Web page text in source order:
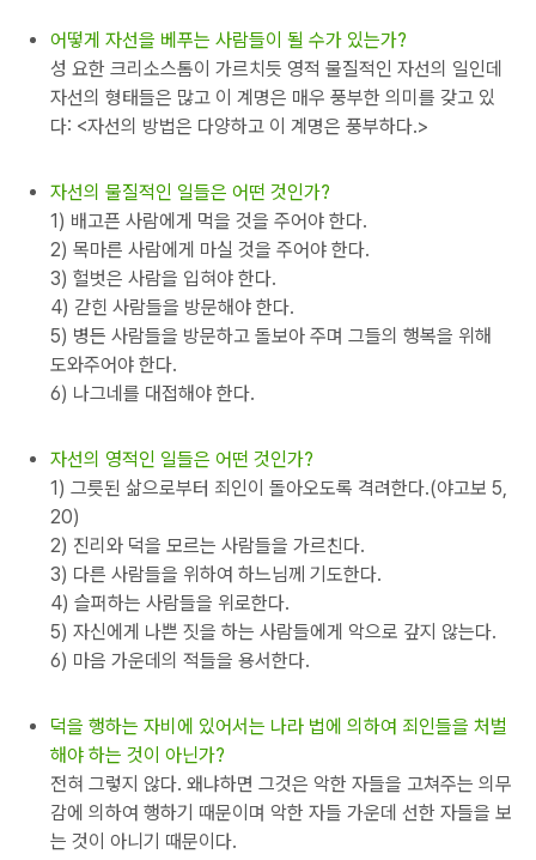
어떻게 자선을 베푸는 사람들이 될 수가 있는가?
성 요한 크리소스톰이 가르치듯 영적 물질적인 자선의 일인데
자선의 형태들은 많고 이 계명은 매우 풍부한 의미를 갖고 있
다: <자선의 방법은 다양하고 이 계명은 풍부하다.>
자선의 물질적인 일들은 어떤 것인가?
1) 배고픈 사람에게 먹을 것을 주어야 한다.
2) 목마른 사람에게 마실 것을 주어야 한다.
3) 헐벗은 사람을 입혀야 한다.
4) 갇힌 사람들을 방문해야 한다.
5) 병든 사람들을 방문하고 돌보아 주며 그들의 행복을 위해
도와주어야 한다.
6) 나그네를 대접해야 한다.
자선의 영적인 일들은 어떤 것인가?
1) 그릇된 삶으로부터 죄인이 돌아오도록 격려한다.(야고보 5,
20)
2) 진리와 덕을 모르는 사람들을 가르친다.
3) 다른 사람들을 위하여 하느님께 기도한다.
4) 슬퍼하는 사람들을 위로한다.
5) 자신에게 나쁜 짓을 하는 사람들에게 악으로 갚지 않는다.
6) 마음 가운데의 적들을 용서한다.
덕을 행하는 자비에 있어서는 나라 법에 의하여 죄인들을 처벌
해야 하는 것이 아닌가?
전혀 그렇지 않다. 왜냐하면 그것은 악한 자들을 고쳐주는 의무
감에 의하여 행하기 때문이며 악한 자들 가운데 선한 자들을 보
는 것이 아니기 때문이다.